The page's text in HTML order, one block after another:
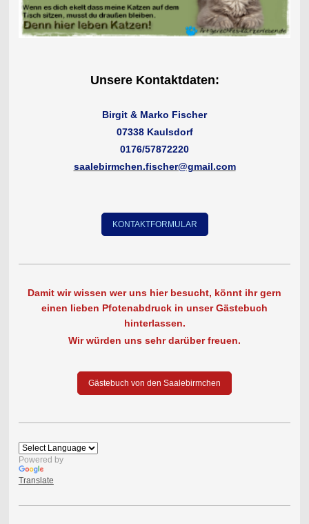
Unsere Kontaktdaten:
Birgit & Marko Fischer
07338 Kaulsdorf
0176/57872220
saalebirmchen.fischer@gmail.com
KONTAKTFORMULAR
Damit wir wissen wer uns hier besucht, könnt ihr gern
einen lieben Pfotenabdruck in unser Gästebuch
hinterlassen.
Wir würden uns sehr darüber freuen.
Gästebuch von den Saalebirmchen
Powered by
Translate